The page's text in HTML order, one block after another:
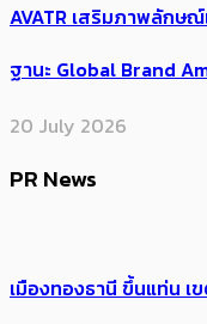
AVATR เสริมภาพลักษณ์
ฐานะ Global Brand
20 July 2026
PR News
เมืองทองธานี ขึ้นแท่น เ